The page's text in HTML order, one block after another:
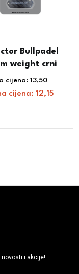
Bullpadel
weight crni
cijena:13,50
cijena: 12,15
novosti i akcije!